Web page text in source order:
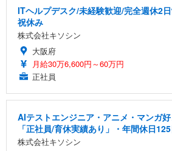
ITヘルプデスク/未経験歓迎/完全週休2
祝休み
株式会社キソシン
大阪府
月給30万6,600円～60万円
正社員
AIテストエンジニア・アニメ・マンガ
「正社員/育休実績あり」・年間休日
株式会社キソシン